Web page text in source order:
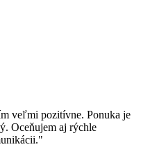
veľmi pozitívne. Ponuka je
Oceňujem aj rýchle